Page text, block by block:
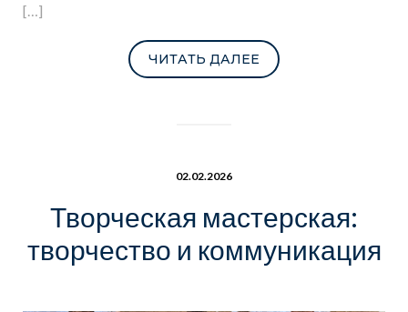
[…]
ЧИТАТЬ ДАЛЕЕ
02.02.2026
Творческая мастерская:
творчество и коммуникация